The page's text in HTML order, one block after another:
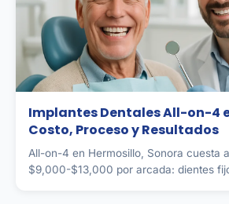
Implantes Dentales All-on-4
Costo, Proceso y Resultados
All-on-4 en Hermosillo, Sonora cuesta
$9,000-$13,000 por arcada: dientes